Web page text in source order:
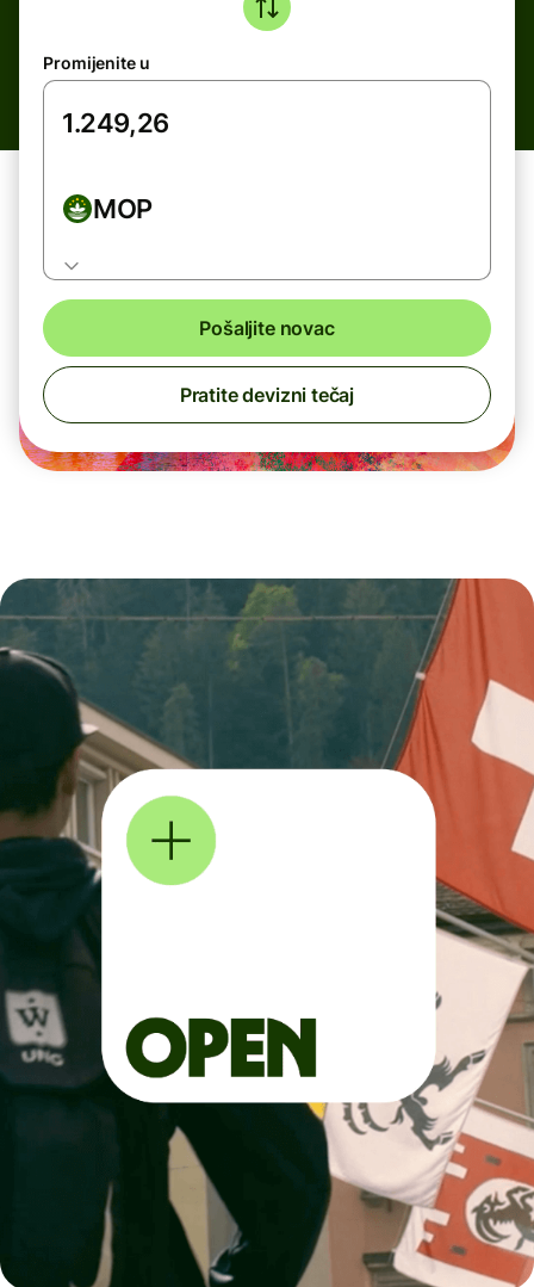
Promijenite u
MOP
Pošaljite novac
Pratite devizni tečaj